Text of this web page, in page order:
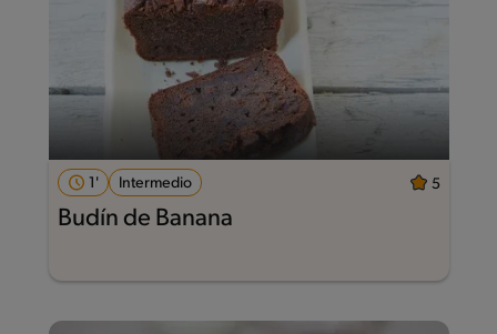
1' Intermedio 5
Budín de Banana